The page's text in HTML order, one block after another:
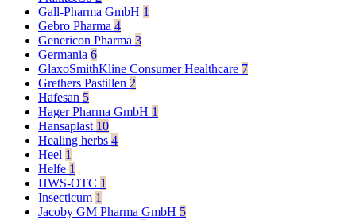
Gall-Pharma GmbH 1
Gebro Pharma 4
Genericon Pharma 3
Germania 6
GlaxoSmithKline Consumer Healthcare 7
Grethers Pastillen 2
Hafesan 5
Hager Pharma GmbH 1
Hansaplast 10
Healing herbs 4
Heel 1
Helfe 1
HWS-OTC 1
Insecticum 1
Jacoby GM Pharma GmbH 5